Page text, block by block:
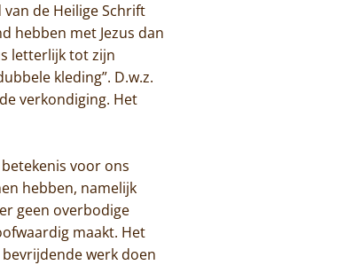
de Heilige Schrift
hebben met Jezus dan
letterlijk tot zijn
kleding”. D.w.z.
verkondiging. Het
voor ons
hebben, namelijk
geen overbodige
maakt. Het
werk doen